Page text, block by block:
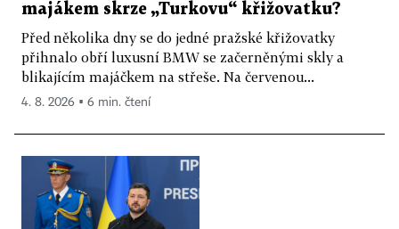
majákem skrze „Turkovu“ křižovatku?
Před několika dny se do jedné pražské křižovatky
přihnalo obří luxusní BMW se začerněnými skly a
blikajícím majáčkem na střeše. Na červenou...
4. 8. 2026 ▪ 6 min. čtení